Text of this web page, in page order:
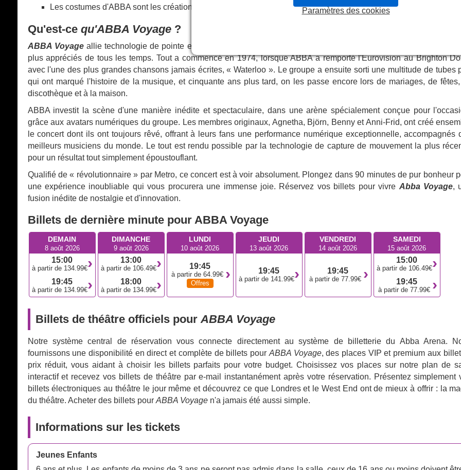
Les costumes d'ABBA sont les créations originales, mais ils ont, là encore, été améliorés numériquement.
Qu'est-ce qu'ABBA Voyage?
ABBA Voyageallie technologie de pointe et éclairages époustouflants pour mettre en valeur certains des morceaux
plus appréciés de tous les temps. Tout a commencé en 1974, lorsque ABBA a remporté l'Eurovision au Brighton
avec l'une des plus grandes chansons jamais écrites, « Waterloo ». Le groupe a ensuite sorti une multitude de tubes
qui ont marqué l'histoire de la musique, et cinquante ans plus tard, on les passe encore lors de mariages, de fêtes,
discothèque et à la maison.
ABBA investit la scène d'une manière inédite et spectaculaire, dans une arène spécialement conçue pour
grâce aux avatars numériques du groupe. Les membres originaux, Agnetha, Björn, Benny et Anni-Frid, ont créé
le concert dont ils ont toujours rêvé, offrant à leurs fans une performance numérique exceptionnelle, accompagnés
meilleurs musiciens du monde. Le tout est rendu possible par la technologie de capture de mouvement la plus
pour un résultat tout simplement époustouflant.
Qualifié de « révolutionnaire » par Metro, ce concert est à voir absolument. Plongez dans 90 minutes de pur bonheur
une expérience inoubliable qui vous procurera une immense joie. Réservez vos billets pour vivre Abba Voyage,
fusion inédite de nostalgie et d'innovation.
Billets de dernière minute pour ABBA Voyage
DEMAIN
8 août 2026
15:00
à partir de 134.99€
19:45
à partir de 134.99€
DIMANCHE
9 août 2026
13:00
à partir de 106.49€
18:00
à partir de 134.99€
LUNDI
10 août 2026
19:45
à partir de 64.99€
Offres
JEUDI
13 août 2026
19:45
à partir de 141.99€
VENDREDI
14 août 2026
19:45
à partir de 77.99€
SAMEDI
15 août 2026
15:00
à partir de 106.49€
19:45
à partir de 77.99€
Billets de théâtre officiels pourABBA Voyage
Notre système central de réservation vous connecte directement au système de billetterie du Abba Arena.
fournissons une disponibilité en direct et complète de billets pour ABBA Voyage, des places VIP et premium aux
prix réduit, vous aidant à choisir les billets parfaits pour votre budget. Choisissez vos places sur notre plan de
interactif et recevez vos billets de théâtre par e-mail instantanément après votre réservation. Présentez simplement
billets électroniques au théâtre le jour même et découvrez ce que Londres et le West End ont de mieux à offrir : la
du théâtre. Acheter des billets pour ABBA Voyagen'a jamais été aussi simple.
Informations sur les tickets
Jeunes Enfants
Paramètres des cookies